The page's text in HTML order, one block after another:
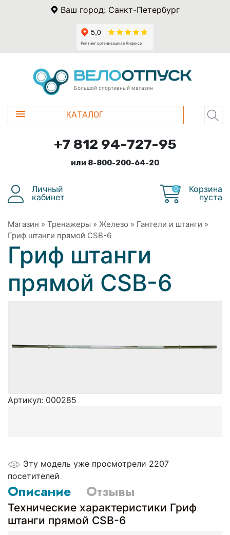
Ваш город: Санкт-Петербург
Большой спортивный магазин
КАТАЛОГ
+7 812 94-727-95
или 8-800-200-64-20
Личный
кабинет
0
Корзина
пуста
Магазин » Тренажеры » Железо » Гантели и штанги »
Гриф штанги прямой CSB-6
Гриф штанги
прямой CSB-6
Артикул: 000285
Эту модель уже просмотрели 2207
посетителей
Описание Отзывы
Технические характеристики Гриф
штанги прямой CSB-6